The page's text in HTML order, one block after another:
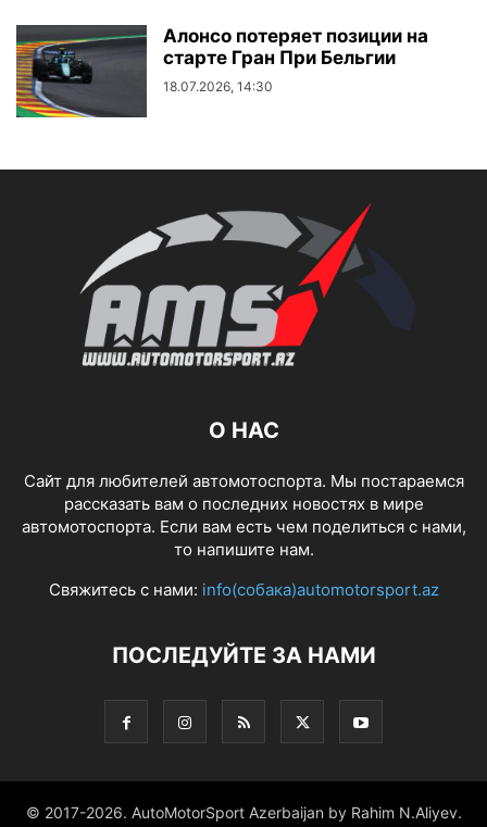
Алонсо потеряет позиции на
старте Гран При Бельгии
18.07.2026, 14:30
О НАС
Сайт для любителей автомотоспорта. Мы постараемся
рассказать вам о последних новостях в мире
автомотоспорта. Если вам есть чем поделиться с нами,
то напишите нам.
Свяжитесь с нами: info(собака)automotorsport.az
ПОСЛЕДУЙТЕ ЗА НАМИ
© 2017-2026. AutoMotorSport Azerbaijan by Rahim N.Aliyev.